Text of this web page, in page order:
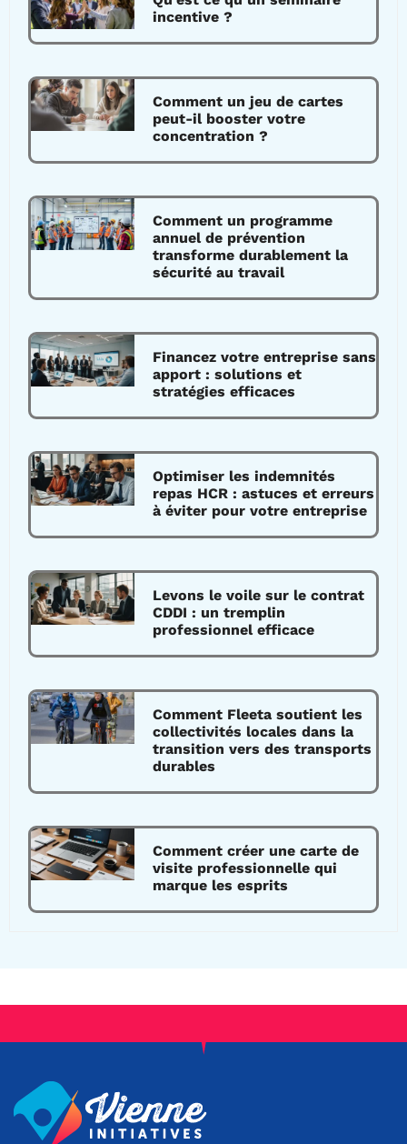
incentive ?
Comment un jeu de cartes
peut-il booster votre
concentration ?
Comment un programme
annuel de prévention
transforme durablement la
sécurité au travail
Financez votre entreprise sans
apport : solutions et
stratégies efficaces
Optimiser les indemnités
repas HCR : astuces et erreurs
à éviter pour votre entreprise
Levons le voile sur le contrat
CDDI : un tremplin
professionnel efficace
Comment Fleeta soutient les
collectivités locales dans la
transition vers des transports
durables
Comment créer une carte de
visite professionnelle qui
marque les esprits